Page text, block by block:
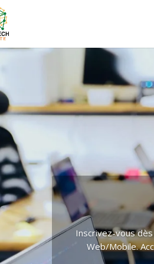
Inscrivez-vous
Web/Mobile.